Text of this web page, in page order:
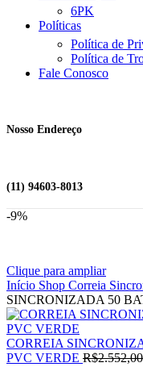
6PK
Políticas
Política de
Política de
Fale Conosco
Nosso Endereço
(11) 94603-8013
-9%
Clique para ampliar
Início Shop Correia
SINCRONIZADA 50
CORREIA
PVC VERDE R$2.552,00